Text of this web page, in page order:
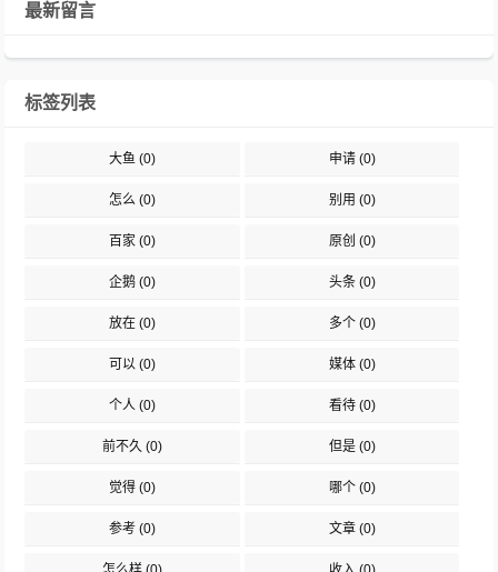
最新留言
标签列表
大鱼 (0) 申请(0)
怎么 (0) 别用 (0)
百家 (0) 原创 (0)
企鹅 (0) 头条(0)
放在 (0) 多个(0)
可以 (0) 媒体(0)
个人 (0) 看待(0)
前不久 (0) 但是(0)
觉得 (0) 哪个(0)
参考 (0) 文章(0)